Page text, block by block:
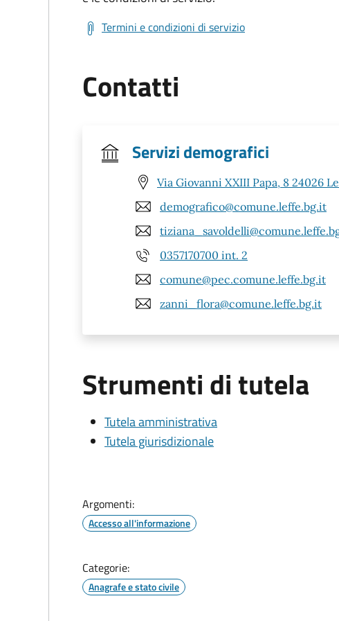
Termini e condizioni di servizio
Contatti
Servizi demografici
Via Giovanni XXIII Papa, 8 24026
demografico@comune.leffe.bg.it
0357170700 int. 2
comune@pec.comune.leffe.bg.it
zanni_flora@comune.leffe.bg.it
Strumenti di tutela
Tutela amministrativa
Tutela giurisdizionale
Argomenti:
Accesso all'informazione
Categorie:
Anagrafe e stato civile